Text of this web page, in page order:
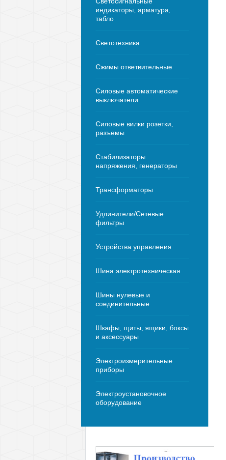
индикаторы, арматура,
табло
Светотехника
Сжимы ответвительные
Силовые автоматические
выключатели
Силовые вилки розетки,
разъемы
Стабилизаторы
напряжения, генераторы
Трансформаторы
Удлинители/Сетевые
фильтры
Устройства управления
Шина электротехническая
Шины нулевые и
соединительные
Шкафы, щиты, ящики, боксы
и аксессуары
Электроизмерительные
приборы
Электроустановочное
оборудование